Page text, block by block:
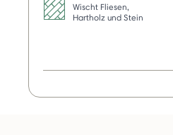
Wischt Fliesen,
Hartholz und Stein